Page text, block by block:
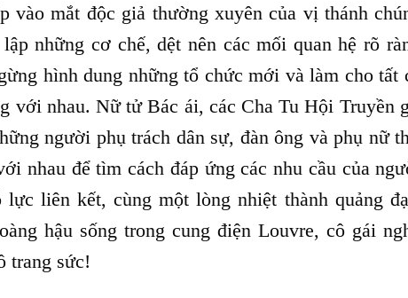
vào mắt độc giả thường xuyên của vị thánh
những cơ chế, dệt nên các mối quan hệ rõ
hình dung những tổ chức mới và làm cho tất
với nhau. Nữ tử Bác ái, các Cha Tu Hội Truyền
người phụ trách dân sự, đàn ông và phụ nữ
nhau để tìm cách đáp ứng các nhu cầu của
lực liên kết, cùng một lòng nhiệt thành quảng
hậu sống trong cung điện Louvre, cô gái
trang sức!